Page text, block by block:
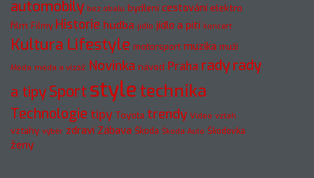
automobily bez obalu bydlení cestování elektro
film Filmy Historie hudba jídlo jídlo a pití koncert
Kultura Lifestyle motorsport muzika muži
Móda móda a vizáž Novinka návod Praha radyrady
a tipySport styletechnika
Technologie tipy Toyota trendy Video vztah
vztahy výběr zdraví Zábava Škoda Škoda Auto Škodovka
ženy